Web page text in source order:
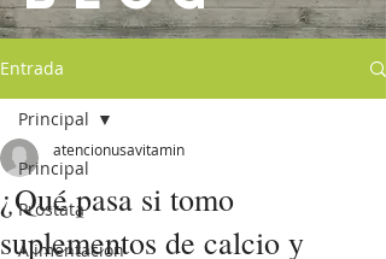
Entrada
Principal
Próstata
Alimentación
Principal
¿Qué pasa si tomo
suplementos de calcio y
atencionusavitamin